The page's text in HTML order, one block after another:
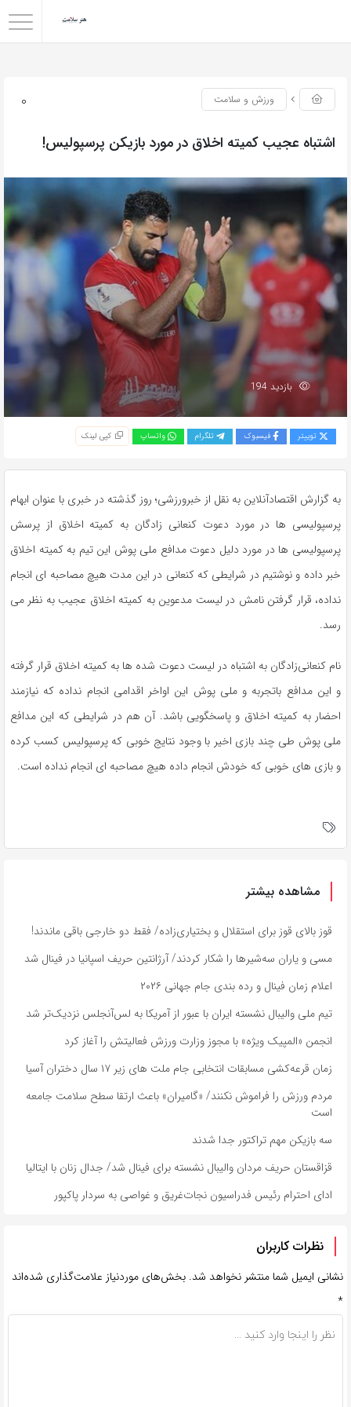
0 ورزش و سلامت
اشتباه عجیب کمیته اخلاق در مورد بازیکن پرسپولیس!
بازدید 194
توییتر فیسبوک تلگرام واتساپ کپی لینک
به گزارش اقتصادآنلاین به نقل از خبرورزشی؛ روز گذشته در خبری با عنوان ابهام
پرسپولیسی ها در مورد دعوت کنعانی زادگان به کمیته اخلاق از پرسش
پرسپولیسی ها در مورد دلیل دعوت مدافع ملی پوش این تیم به کمیته اخلاق
خبر داده و نوشتیم در شرایطی که کنعانی در این مدت هیچ مصاحبه ای انجام
نداده، قرار گرفتن نامش در لیست مدعوین به کمیته اخلاق عجیب به نظر می
رسد.
نام کنعانی‌زادگان به اشتباه در لیست دعوت شده ها به کمیته اخلاق قرار گرفته
و این مدافع باتجربه و ملی پوش این اواخر اقدامی انجام نداده که نیازمند
احضار به کمیته اخلاق و پاسخگویی باشد. آن هم در شرایطی که این مدافع
ملی پوش طی چند بازی اخیر با وجود نتایج خوبی که پرسپولیس کسب کرده
و بازی های خوبی که خودش انجام داده هیچ مصاحبه ای انجام نداده است.
مشاهده بیشتر
قوز بالای قوز برای استقلال و بختیاری‌زاده/ فقط دو خارجی باقی ماندند!
مسی و یاران سه‌شیرها را شکار کردند/ آرژانتین حریف اسپانیا در فینال شد
اعلام زمان فینال و رده بندی جام جهانی ۲۰۲۶
تیم ملی والیبال نشسته ایران با عبور از آمریکا به لس‌آنجلس نزدیک‌تر شد
انجمن «المپیک ویژه» با مجوز وزارت ورزش فعالیتش را آغاز کرد
زمان قرعه‌کشی مسابقات انتخابی جام ملت های زیر ۱۷ سال دختران آسیا
مردم ورزش را فراموش نکنند/ «گامیران» باعث ارتقا سطح سلامت جامعه
است
سه بازیکن مهم تراکتور جدا شدند
قزاقستان حریف مردان والیبال نشسته برای فینال شد/ جدال زنان با ایتالیا
ادای احترام رئیس فدراسیون نجات‌غریق و غواصی به سردار پاکپور
نظرات کاربران
نشانی ایمیل شما منتشر نخواهد شد. بخش‌های موردنیاز علامت‌گذاری شده‌اند
*